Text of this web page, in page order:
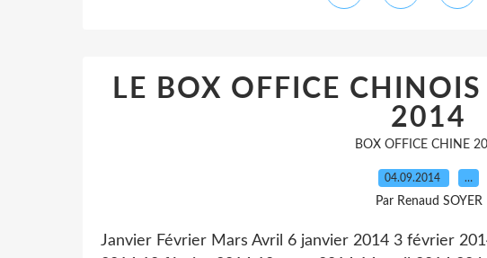
LE BOX OFFICE
2014
BOX OFFICE CHINE
04.09.2014 …
Par Renaud SOYER
Janvier Février Mars Avril 6 janvier 2014 3 février